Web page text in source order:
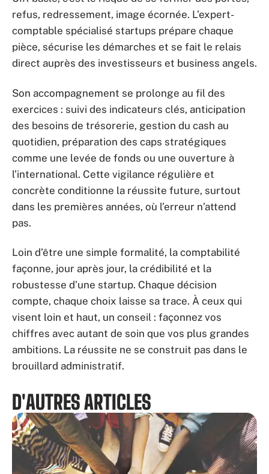
refus, redressement, image écornée. L’expert-
comptable spécialisé startups prépare chaque
pièce, sécurise les démarches et se fait le relais
direct auprès des investisseurs et business angels.
Son accompagnement se prolonge au fil des
exercices : suivi des indicateurs clés, anticipation
des besoins de trésorerie, gestion du cash au
quotidien, préparation des caps stratégiques
comme une levée de fonds ou une ouverture à
l’international. Cette vigilance régulière et
concrète conditionne la réussite future, surtout
dans les premières années, où l’erreur n’attend
pas.
Loin d’être une simple formalité, la comptabilité
façonne, jour après jour, la crédibilité et la
robustesse d’une startup. Chaque décision
compte, chaque choix laisse sa trace. À ceux qui
visent loin et haut, un conseil : façonnez vos
chiffres avec autant de soin que vos plus grandes
ambitions. La réussite ne se construit pas dans le
brouillard administratif.
D'AUTRES ARTICLES